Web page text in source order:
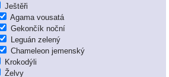
Ještěři
Agama vousatá
Gekončík noční
Leguán zelený
Chameleon jemenský
Krokodýli
Želvy